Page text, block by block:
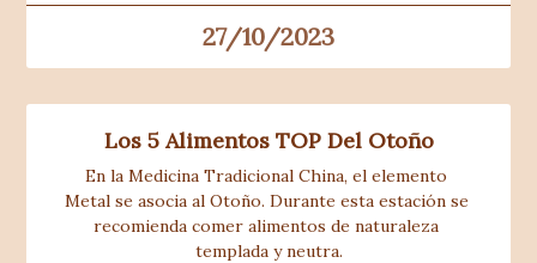
27/10/2023
Los 5 Alimentos TOP Del Otoño
En la Medicina Tradicional China, el elemento
Metal se asocia al Otoño. Durante esta estación se
recomienda comer alimentos de naturaleza
templada y neutra.